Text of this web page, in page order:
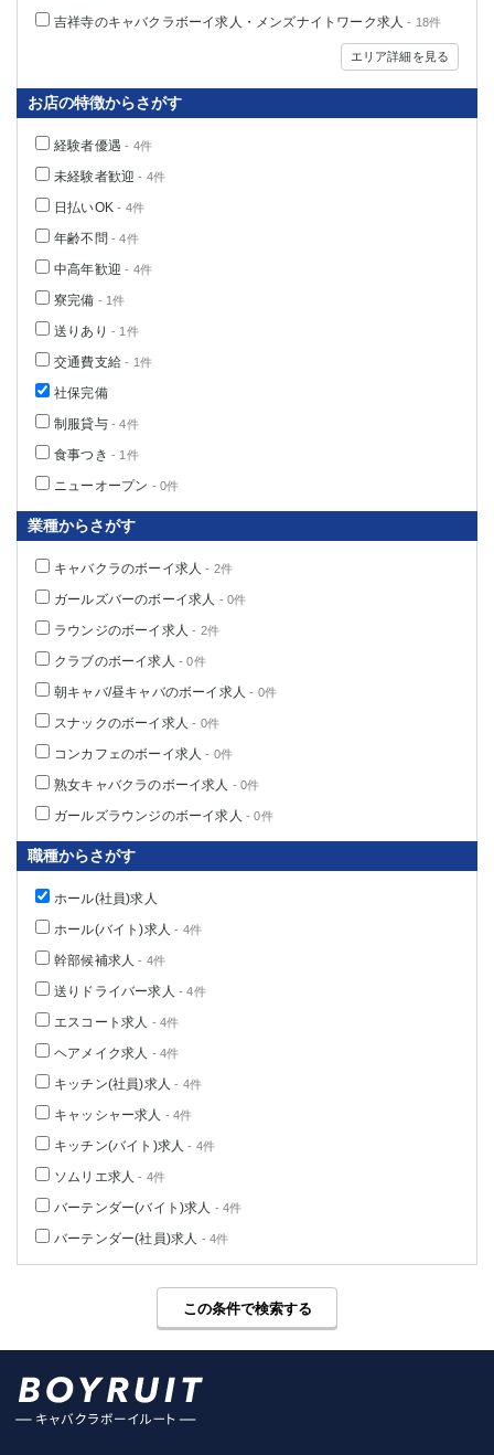
吉祥寺のキャバクラボーイ求人・メンズナイトワーク求人 - 18件
エリア詳細を見る
お店の特徴からさがす
経験者優遇 - 4件
未経験者歓迎 - 4件
日払いOK - 4件
年齢不問 - 4件
中高年歓迎 - 4件
寮完備 - 1件
送りあり - 1件
交通費支給 - 1件
社保完備
制服貸与- 4件
食事つき - 1件
ニューオープン - 0件
業種からさがす
キャバクラのボーイ求人 - 2件
ガールズバーのボーイ求人 - 0件
ラウンジのボーイ求人 - 2件
クラブのボーイ求人 - 0件
朝キャバ/昼キャバのボーイ求人 - 0件
スナックのボーイ求人 - 0件
コンカフェのボーイ求人 - 0件
熟女キャバクラのボーイ求人 - 0件
ガールズラウンジのボーイ求人 - 0件
職種からさがす
ホール(社員)求人
ホール(バイト)求人 - 4件
幹部候補求人 - 4件
送りドライバー求人 - 4件
エスコート求人 - 4件
ヘアメイク求人 - 4件
キッチン(社員)求人 - 4件
キャッシャー求人 - 4件
キッチン(バイト)求人 - 4件
ソムリエ求人 - 4件
バーテンダー(バイト)求人 - 4件
バーテンダー(社員)求人 - 4件
この条件で検索する